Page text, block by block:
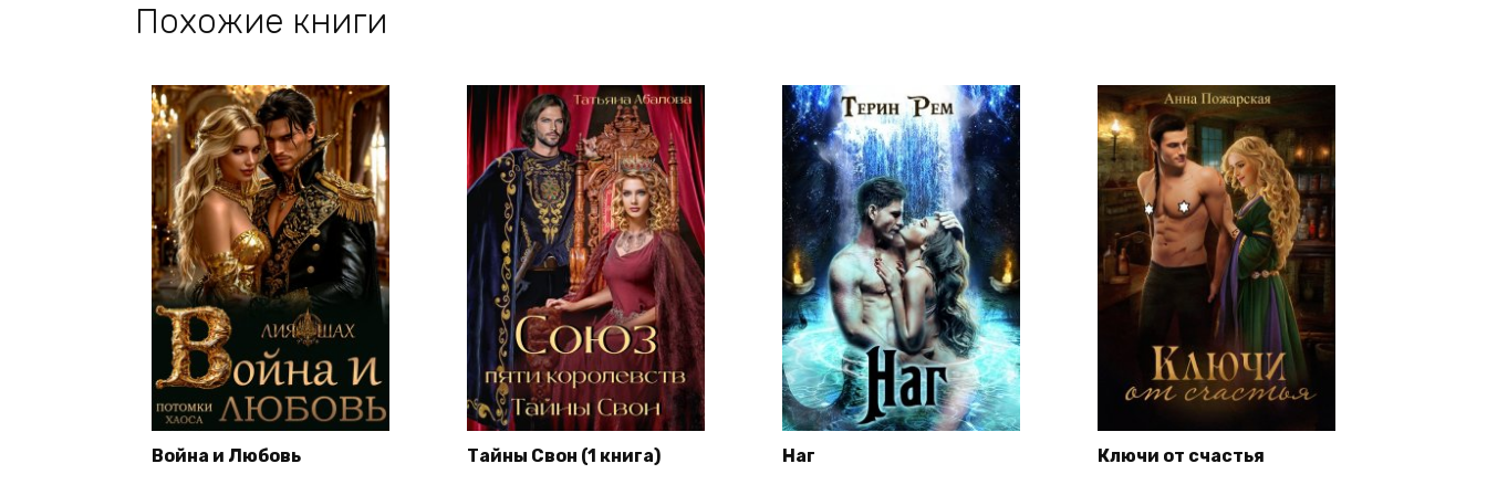
Похожие книги
Война и Любовь Тайны Свон (1 книга) Наг Ключи от счастья